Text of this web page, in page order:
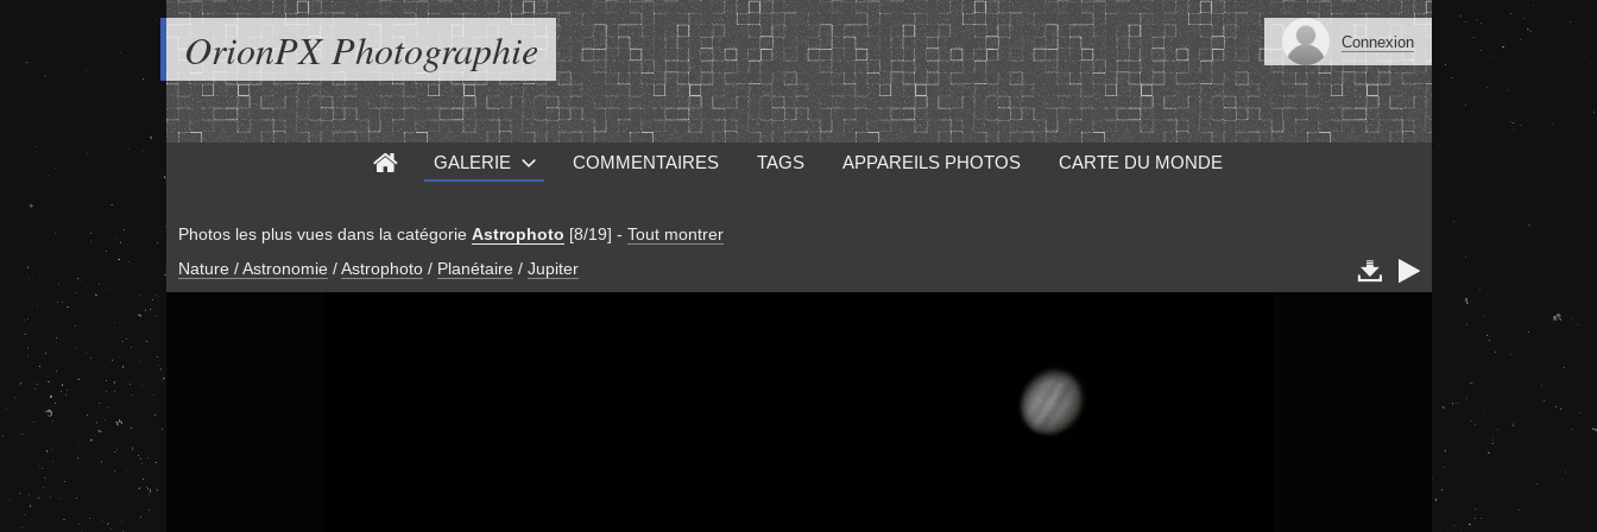
OrionPX Photographie Connexion
GALERIE COMMENTAIRES TAGS APPAREILS PHOTOS CARTE DU MONDE
Photos les plus vues dans la catégorie Astrophoto [8/19] - Tout montrer
Nature / Astronomie / Astrophoto / Planétaire / Jupiter  